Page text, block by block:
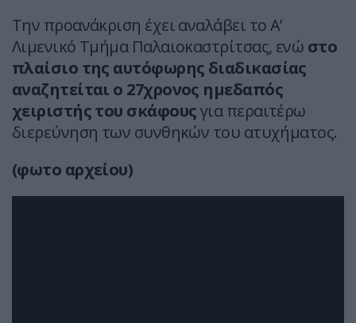
Την προανάκριση έχει αναλάβει το Α’
Λιμενικό Τμήμα Παλαιοκαστρίτσας, ενώ στο
πλαίσιο της αυτόφωρης διαδικασίας
αναζητείται ο 27χρονος ημεδαπός
χειριστής του σκάφουςγια περαιτέρω
διερεύνηση των συνθηκών του ατυχήματος.
(φωτο αρχείου)